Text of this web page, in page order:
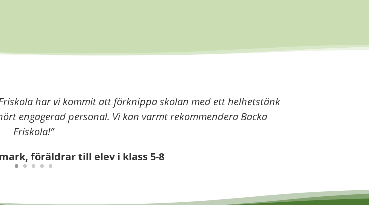
har vi kommit att förknippa skolan med ett helhetstänk
engagerad personal. Vi kan varmt rekommendera Backa
Friskola!”
föräldrar till elev i klass 5-8